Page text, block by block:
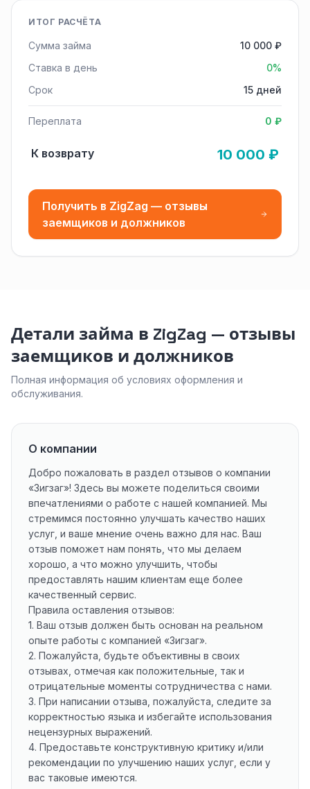
ИТОГ РАСЧЁТА
Сумма займа
10 000 ₽
Ставка в день
0%
Срок
15 дней
Переплата 0 ₽
К возврату 10 000 ₽
Получить в ZigZag — отзывы
заемщиков и должников
Детали займа в ZigZag — отзывы
заемщиков и должников
Полная информация об условиях оформления и
обслуживания.
О компании
Добро пожаловать в раздел отзывов о компании
«Зигзаг»! Здесь вы можете поделиться своими
впечатлениями о работе с нашей компанией. Мы
стремимся постоянно улучшать качество наших
услуг, и ваше мнение очень важно для нас. Ваш
отзыв поможет нам понять, что мы делаем
хорошо, а что можно улучшить, чтобы
предоставлять нашим клиентам еще более
качественный сервис.
Правила оставления отзывов:
1. Ваш отзыв должен быть основан на реальном
опыте работы с компанией «Зигзаг».
2. Пожалуйста, будьте объективны в своих
отзывах, отмечая как положительные, так и
отрицательные моменты сотрудничества с нами.
3. При написании отзыва, пожалуйста, следите за
корректностью языка и избегайте использования
нецензурных выражений.
4. Предоставьте конструктивную критику и/или
рекомендации по улучшению наших услуг, если у
вас таковые имеются.